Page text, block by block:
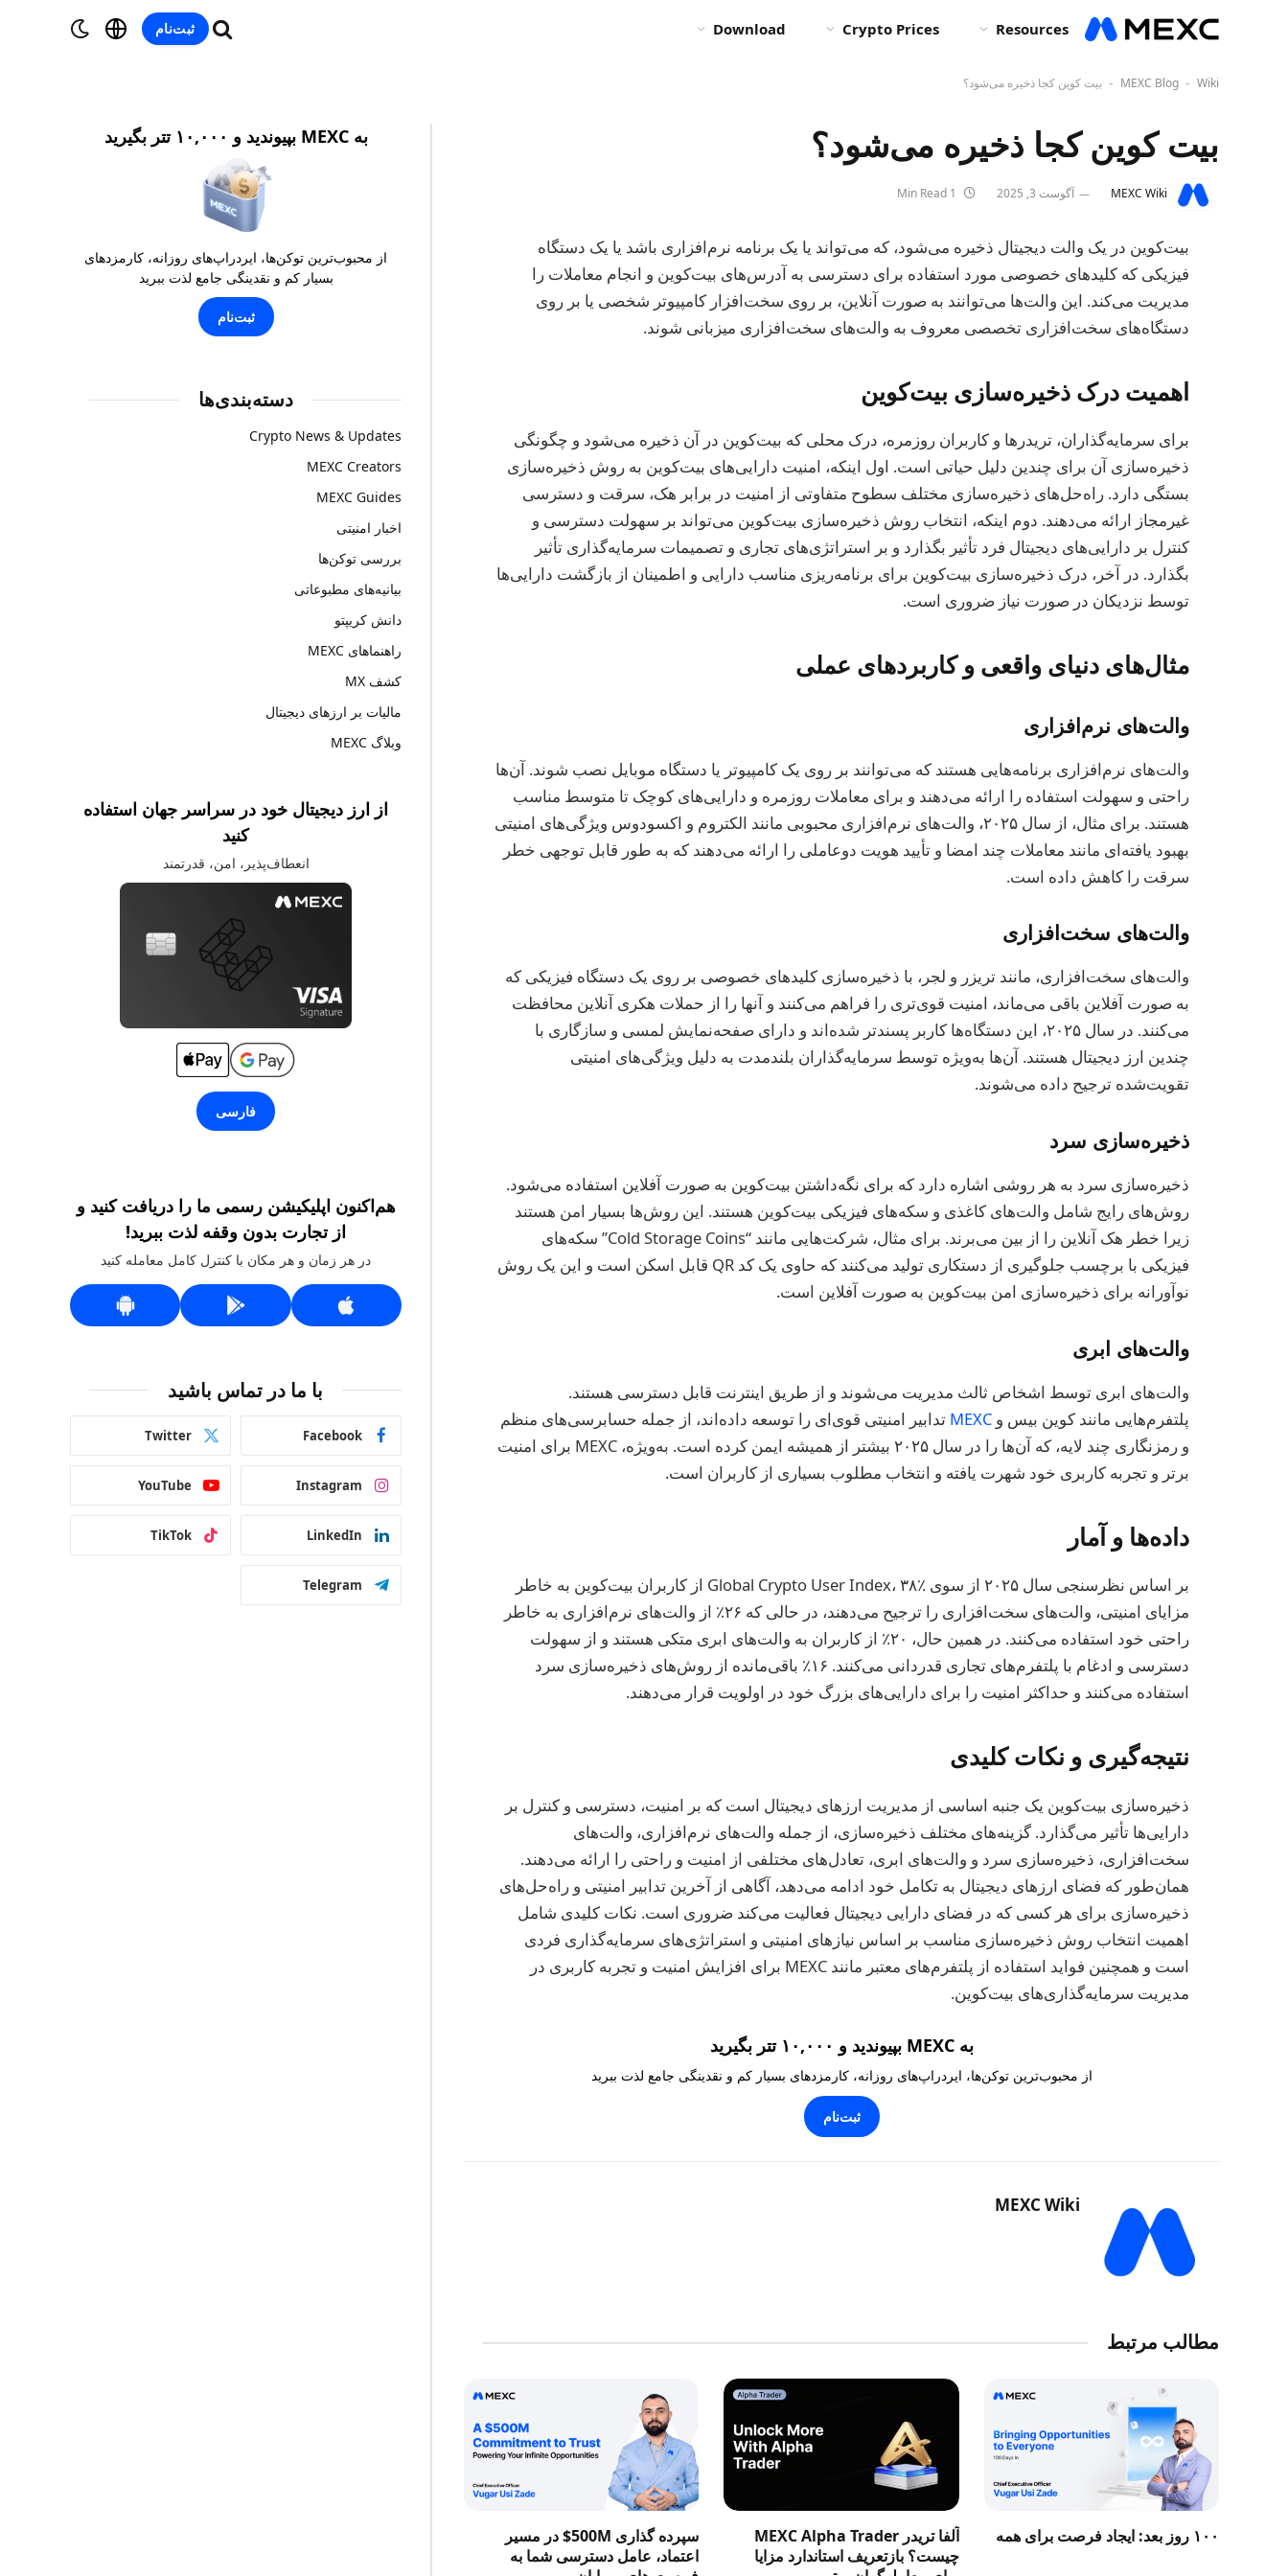
Resources
Crypto Prices
Download ثبت‌نام
MEXC Blog - Wiki
- بیت کوین کجا ذخیره می‌شود؟
بیت کوین کجا ذخیره می‌شود؟
MEXC Wiki آگوست 3, 2025
بیت‌کوین در یک والت دیجیتال ذخیره می‌شود، که می‌تواند یا یک برنامه نرم‌افزاری باشد یا یک دستگاه
فیزیکی که کلیدهای خصوصی مورد استفاده برای دسترسی به آدرس‌های بیت‌کوین و انجام معاملات را
مدیریت می‌کند. این والت‌ها می‌توانند به صورت آنلاین، بر روی سخت‌افزار کامپیوتر شخصی یا بر روی
دستگاه‌های سخت‌افزاری تخصصی معروف به والت‌های سخت‌افزاری میزبانی شوند.
اهمیت درک ذخیره‌سازی بیت‌کوین
برای سرمایه‌گذاران، تریدرها و کاربران روزمره، درک محلی که بیت‌کوین در آن ذخیره می‌شود و چگونگی
ذخیره‌سازی آن برای چندین دلیل حیاتی است. اول اینکه، امنیت دارایی‌های بیت‌کوین به روش ذخیره‌سازی
بستگی دارد. راه‌حل‌های ذخیره‌سازی مختلف سطوح متفاوتی از امنیت در برابر هک، سرقت و دسترسی
غیرمجاز ارائه می‌دهند. دوم اینکه، انتخاب روش ذخیره‌سازی بیت‌کوین می‌تواند بر سهولت دسترسی و
کنترل بر دارایی‌های دیجیتال فرد تأثیر بگذارد و بر استراتژی‌های تجاری و تصمیمات سرمایه‌گذاری تأثیر
بگذارد. در آخر، درک ذخیره‌سازی بیت‌کوین برای برنامه‌ریزی مناسب دارایی و اطمینان از بازگشت دارایی‌ها
توسط نزدیکان در صورت نیاز ضروری است.
مثال‌های دنیای واقعی و کاربردهای عملی
والت‌های نرم‌افزاری
والت‌های نرم‌افزاری برنامه‌هایی هستند که می‌توانند بر روی یک کامپیوتر یا دستگاه موبایل نصب شوند. آن‌ها
راحتی و سهولت استفاده را ارائه می‌دهند و برای معاملات روزمره و دارایی‌های کوچک تا متوسط مناسب
هستند. برای مثال، از سال ۲۰۲۵، والت‌های نرم‌افزاری محبوبی مانند الکتروم و اکسودوس ویژگی‌های امنیتی
بهبود یافته‌ای مانند معاملات چند امضا و تأیید هویت دوعاملی را ارائه می‌دهند که به طور قابل توجهی خطر
سرقت را کاهش داده است.
والت‌های سخت‌افزاری
والت‌های سخت‌افزاری، مانند تریزر و لجر، با ذخیره‌سازی کلیدهای خصوصی بر روی یک دستگاه فیزیکی که
به صورت آفلاین باقی می‌ماند، امنیت قوی‌تری را فراهم می‌کنند و آنها را از حملات هکری آنلاین محافظت
می‌کنند. در سال ۲۰۲۵، این دستگاه‌ها کاربر پسندتر شده‌اند و دارای صفحه‌نمایش لمسی و سازگاری با
چندین ارز دیجیتال هستند. آن‌ها به‌ویژه توسط سرمایه‌گذاران بلندمدت به دلیل ویژگی‌های امنیتی
تقویت‌شده ترجیح داده می‌شوند.
ذخیره‌سازی سرد
ذخیره‌سازی سرد به هر روشی اشاره دارد که برای نگه‌داشتن بیت‌کوین به صورت آفلاین استفاده می‌شود.
روش‌های رایج شامل والت‌های کاغذی و سکه‌های فیزیکی بیت‌کوین هستند. این روش‌ها بسیار امن هستند
زیرا خطر هک آنلاین را از بین می‌برند. برای مثال، شرکت‌هایی مانند “Cold Storage Coins” سکه‌های
فیزیکی با برچسب جلوگیری از دستکاری تولید می‌کنند که حاوی یک کد QR قابل اسکن است و این یک روش
نوآورانه برای ذخیره‌سازی امن بیت‌کوین به صورت آفلاین است.
والت‌های ابری
والت‌های ابری توسط اشخاص ثالث مدیریت می‌شوند و از طریق اینترنت قابل دسترسی هستند.
پلتفرم‌هایی مانند کوین بیس و MEXC تدابیر امنیتی قوی‌ای را توسعه داده‌اند، از جمله حسابرسی‌های منظم
و رمزنگاری چند لایه، که آن‌ها را در سال ۲۰۲۵ بیشتر از همیشه ایمن کرده است. به‌ویژه، MEXC برای امنیت
برتر و تجربه کاربری خود شهرت یافته و انتخاب مطلوب بسیاری از کاربران است.
داده‌ها و آمار
بر اساس نظرسنجی سال ۲۰۲۵ از سوی Global Crypto User Index، ۳۸٪ از کاربران بیت‌کوین به خاطر
مزایای امنیتی، والت‌های سخت‌افزاری را ترجیح می‌دهند، در حالی که ۲۶٪ از والت‌های نرم‌افزاری به خاطر
راحتی خود استفاده می‌کنند. در همین حال، ۲۰٪ از کاربران به والت‌های ابری متکی هستند و از سهولت
دسترسی و ادغام با پلتفرم‌های تجاری قدردانی می‌کنند. ۱۶٪ باقی‌مانده از روش‌های ذخیره‌سازی سرد
استفاده می‌کنند و حداکثر امنیت را برای دارایی‌های بزرگ خود در اولویت قرار می‌دهند.
نتیجه‌گیری و نکات کلیدی
ذخیره‌سازی بیت‌کوین یک جنبه اساسی از مدیریت ارزهای دیجیتال است که بر امنیت، دسترسی و کنترل بر
دارایی‌ها تأثیر می‌گذارد. گزینه‌های مختلف ذخیره‌سازی، از جمله والت‌های نرم‌افزاری، والت‌های
سخت‌افزاری، ذخیره‌سازی سرد و والت‌های ابری، تعادل‌های مختلفی از امنیت و راحتی را ارائه می‌دهند.
همان‌طور که فضای ارزهای دیجیتال به تکامل خود ادامه می‌دهد، آگاهی از آخرین تدابیر امنیتی و راه‌حل‌های
ذخیره‌سازی برای هر کسی که در فضای دارایی دیجیتال فعالیت می‌کند ضروری است. نکات کلیدی شامل
اهمیت انتخاب روش ذخیره‌سازی مناسب بر اساس نیازهای امنیتی و استراتژی‌های سرمایه‌گذاری فردی
است و همچنین فواید استفاده از پلتفرم‌های معتبر مانند MEXC برای افزایش امنیت و تجربه کاربری در
مدیریت سرمایه‌گذاری‌های بیت‌کوین.
به MEXC بپیوندید و ۱۰,۰۰۰ تتر بگیرید
از محبوب‌ترین توکن‌ها، ایردراپ‌های روزانه، کارمزدهای بسیار کم و نقدینگی جامع لذت ببرید
ثبت‌نام
MEXC Wiki
مطالب مرتبط
۱۰۰ روز بعد: ایجاد فرصت برای همه
آلفا تریدر MEXC Alpha Trader
چیست؟ بازتعریف استاندارد مزایا
سپرده گذاری 500M$ در مسیر
اعتماد، عامل دسترسی شما به
به MEXC بپیوندید و ۱۰,۰۰۰ تتر بگیرید
از محبوب‌ترین توکن‌ها، ایردراپ‌های روزانه، کارمزدهای
بسیار کم و نقدینگی جامع لذت ببرید
ثبت‌نام
دسته‌بندی‌ها
Crypto News & Updates
MEXC Creators
MEXC Guides
اخبار امنیتی
بررسی توکن‌ها
بیانیه‌های مطبوعاتی
دانش کریپتو
راهنماهای MEXC
کشف MX
مالیات بر ارزهای دیجیتال
وبلاگ MEXC
از ارز دیجیتال خود در سراسر جهان استفاده
کنید
انعطاف‌پذیر، امن، قدرتمند
فارسی
هم‌اکنون اپلیکیشن رسمی ما را دریافت کنید و
از تجارت بدون وقفه لذت ببرید!
در هر زمان و هر مکان با کنترل کامل معامله کنید
با ما در تماس باشید
Facebook
Twitter
Instagram
YouTube
LinkedIn
TikTok
Telegram